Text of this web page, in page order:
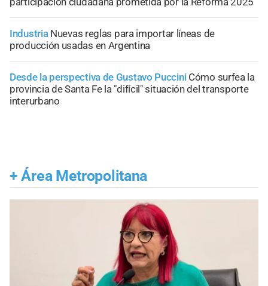
Industria Nuevas reglas para importar líneas de
producción usadas en Argentina
Desde la perspectiva de Gustavo Puccini Cómo surfea la
provincia de Santa Fe la "difícil" situación del transporte
interurbano
+ Área Metropolitana